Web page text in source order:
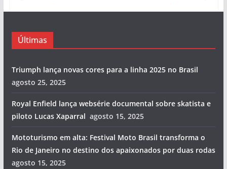
Últimas
Triumph lança novas cores para a linha 2025 no Brasil
agosto 25, 2025
Royal Enfield lança websérie documental sobre skatista e
piloto Lucas Xaparral agosto 15, 2025
Mototurismo em alta: Festival Moto Brasil transforma o
Rio de Janeiro no destino dos apaixonados por duas rodas
agosto 15, 2025